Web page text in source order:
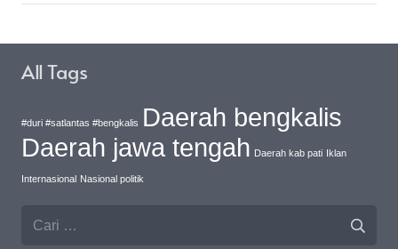
All Tags
#duri #satlantas #bengkalis Daerah bengkalis
Daerah jawa tengah Daerah kab pati Iklan
Internasional Nasional politik
Cari